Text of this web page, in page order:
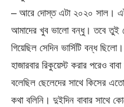
– আরে দোস্ত এটা ২০২০ সাল।
আমাদের খুব ভালো বন্ধু। তবে তুই
গিয়েছিল সেদিন ভার্সিটি বন্ধ
হাজারবার রিকুয়েস্ট করার পরেও
বলেছিল ছেলেদের সাথে কিসের
কথা বলিনি। দুইদিন বাবার সাথে